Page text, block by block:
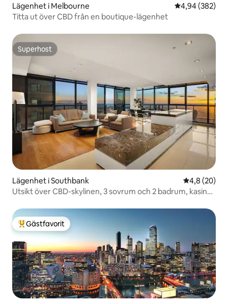
Lägenhet i Melbourne 4,94 av 5 i
4,94 (382)
Titta ut över CBD från en boutique-lägenhet
Superhost
Superhost
Lägenhet i Southbank 4,8 av 5 i
4,8 (20)
Utsikt över CBD-skylinen, 3 sovrum och 2 badrum, kasino
Populär gästfavorit
Gästfavorit